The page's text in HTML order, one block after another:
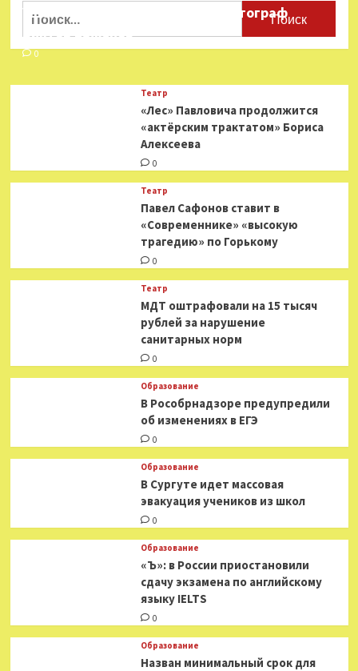
оружие»:
в
уникальность
российского
Найти:
Ушёл из жизни театральный фотограф
Виктор Баженов
0
Театр
«Лес» Павловича продолжится
«актёрским трактатом» Бориса
Алексеева
0
Театр
Павел Сафонов ставит в
«Современнике» «высокую
трагедию» по Горькому
0
Театр
МДТ оштрафовали на 15 тысяч
рублей за нарушение
санитарных норм
0
Образование
В Рособрнадзоре предупредили
об изменениях в ЕГЭ
0
Образование
В Сургуте идет массовая
эвакуация учеников из школ
0
Образование
«Ъ»: в России приостановили
сдачу экзамена по английскому
языку IELTS
0
Образование
Назван минимальный срок для